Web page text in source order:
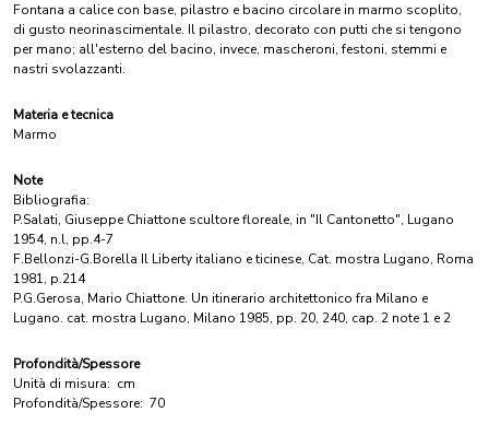
Fontana a calice con base, pilastro e bacino circolare in marmo scoplito,
di gusto neorinascimentale. Il pilastro, decorato con putti che si tengono
per mano; all'esterno del bacino, invece, mascheroni, festoni, stemmi e
nastri svolazzanti.
Materia e tecnica
Marmo
Note
Bibliografia:
P.Salati, Giuseppe Chiattone scultore floreale, in "Il Cantonetto", Lugano
1954, n.l, pp.4-7
F.Bellonzi-G.Borella Il Liberty italiano e ticinese, Cat. mostra Lugano, Roma
1981, p.214
P.G.Gerosa, Mario Chiattone. Un itinerario architettonico fra Milano e
Lugano. cat. mostra Lugano, Milano 1985, pp. 20, 240, cap. 2 note 1 e 2
Profondità/Spessore
Unità di misura: cm
Profondità/Spessore: 70